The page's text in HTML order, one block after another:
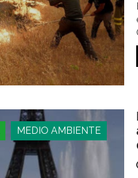
MEDIO AMBIENTE